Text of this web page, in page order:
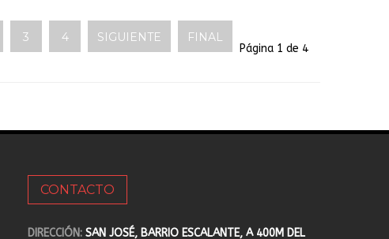
3 4 SIGUIENTE FINAL
Página 1 de 4
CONTACTO
DIRECCIÓN: SAN JOSÉ, BARRIO ESCALANTE, A 400M DEL